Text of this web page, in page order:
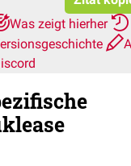
Was zeigt hierher